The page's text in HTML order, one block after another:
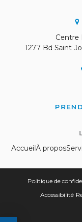
Centre
1277 Bd Saint-
AccueilÀ propos
Politique de
Accessibilité